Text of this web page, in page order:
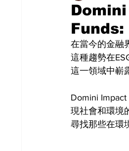
Funds:
在當今的金融
這種趨勢在
這一領域中嶄
Domini
現社會和環境
尋找那些在環